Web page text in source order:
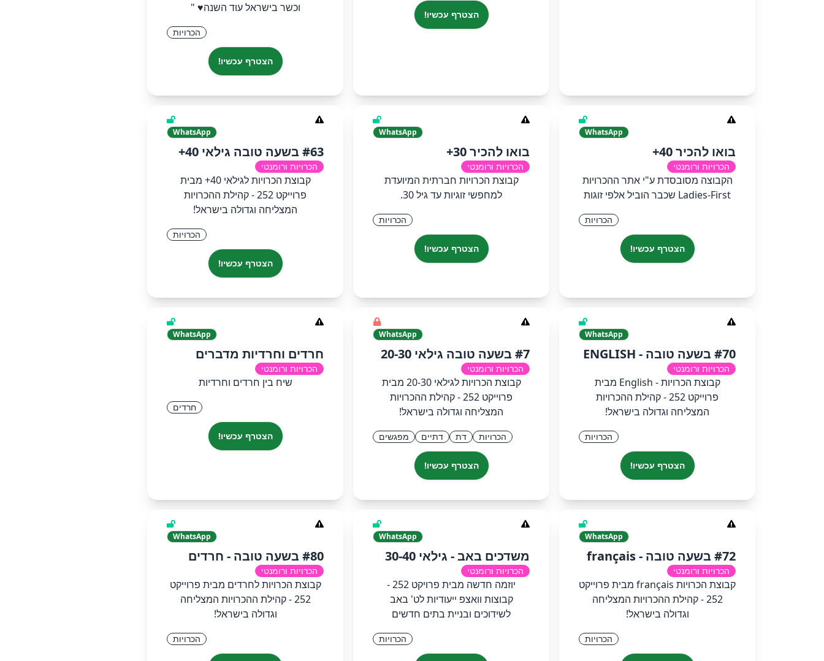
הצטרף עכשיו!
וכשר בישראל עוד השנה♥︎ "
הכרויות
הצטרף עכשיו!
WhatsApp
בואו להכיר 40+
הכרויות ורומנטי
הקבוצה מסובסדת ע"י אתר ההכרויות
Ladies-First שכבר הוביל אלפי זוגות
הכרויות
הצטרף עכשיו!
WhatsApp
בואו להכיר 30+
הכרויות ורומנטי
קבוצת הכרויות חברתית המיועדת
למחפשי זוגיות עד גיל 30.
הכרויות
הצטרף עכשיו!
WhatsApp
#63 בשעה טובה גילאי 40+
הכרויות ורומנטי
קבוצת הכרויות לגילאי 40+ מבית
פרוייקט 252 - קהילת ההכרויות
המצליחה וגדולה בישראל!
הכרויות
הצטרף עכשיו!
WhatsApp
#70 בשעה טובה - ENGLISH
הכרויות ורומנטי
קבוצת הכרויות - English מבית
פרוייקט 252 - קהילת ההכרויות
המצליחה וגדולה בישראל!
הכרויות
הצטרף עכשיו!
WhatsApp
#7 בשעה טובה גילאי 20-30
הכרויות ורומנטי
קבוצת הכרויות לגילאי 20-30 מבית
פרוייקט 252 - קהילת ההכרויות
המצליחה וגדולה בישראל!
הכרויות דת דתיים מפגשים
הצטרף עכשיו!
WhatsApp
חרדים וחרדיות מדברים
הכרויות ורומנטי
שיח בין חרדים וחרדיות
חרדים
הצטרף עכשיו!
WhatsApp
#72 בשעה טובה - français
הכרויות ורומנטי
קבוצת הכרויות français מבית פרוייקט
252 - קהילת ההכרויות המצליחה
וגדולה בישראל!
הכרויות
WhatsApp
משדכים באב - גילאי 30-40
הכרויות ורומנטי
יוזמה חדשה מבית פרויקט 252 -
קבוצות וואצפ ייעודיות לט' באב
לשידוכים ובניית בתים חדשים
הכרויות
WhatsApp
#80 בשעה טובה - חרדים
הכרויות ורומנטי
קבוצת הכרויות לחרדים מבית פרוייקט
252 - קהילת ההכרויות המצליחה
וגדולה בישראל!
הכרויות